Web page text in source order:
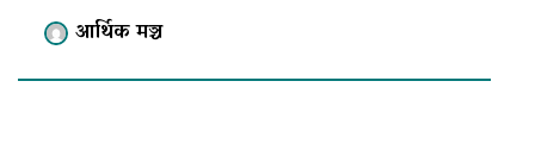
आर्थिक मञ्च